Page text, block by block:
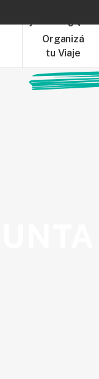
Organizá
tu Viaje